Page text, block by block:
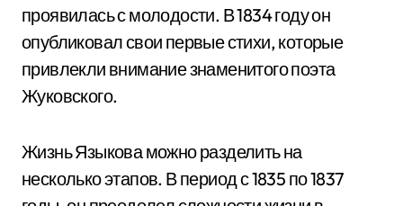
проявилась с молодости. В 1834 году он
опубликовал свои первые стихи, которые
привлекли внимание знаменитого поэта
Жуковского.
Жизнь Языкова можно разделить на
несколько этапов. В период с 1835 по 1837